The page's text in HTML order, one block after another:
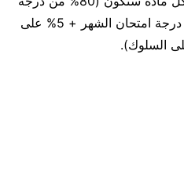
اختبار نهاية الفصل + 10% من درجة امتحان الشهر + 5% على